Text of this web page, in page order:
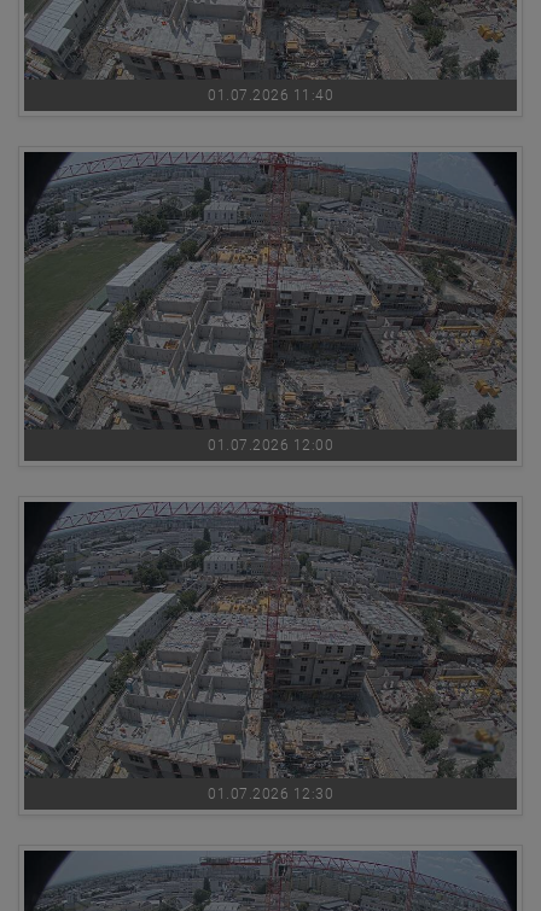
01.07.2026 11:40
01.07.2026 12:00
01.07.2026 12:30